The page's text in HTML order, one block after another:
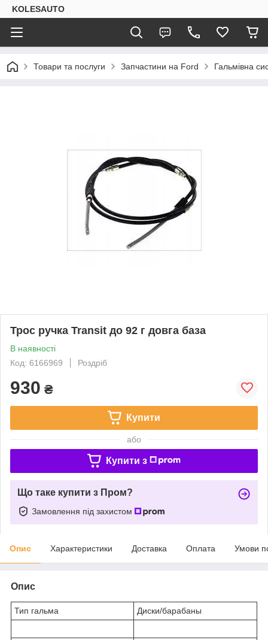
KOLESAUTO
Товари та послуги Запчастини на Ford Гальмівна
Трос ручка Transit до 92 г довга база
В наявності
Код: 6166969
Роздріб
930 ₴
Купити
або
Купити з
Що таке купити з Пром?
Замовлення під захистом
Опис Характеристики Доставка Оплата Умови
Опис
Тип гальма Диски/барабаны